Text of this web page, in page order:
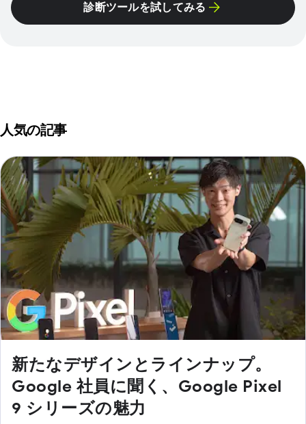
診断ツールを試してみる
人気の記事
新たなデザインとラインナップ。
Google 社員に聞く、Google Pixel
9 シリーズの魅力